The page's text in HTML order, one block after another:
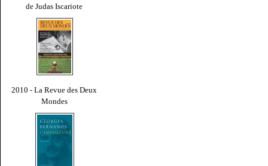
de Judas Iscariote
2010 - La Revue des Deux
Mondes